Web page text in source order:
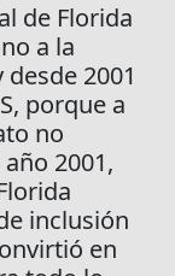
de Florida
a la
2001
porque a
no
2001,
inclusión
en